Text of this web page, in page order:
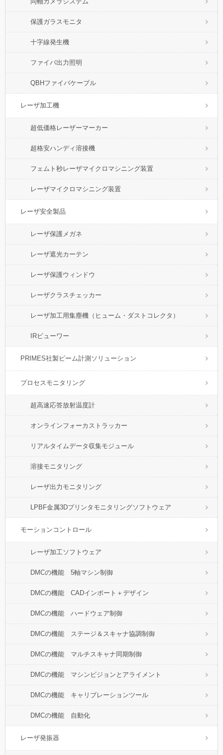
保護ガラスモニタ
十字線発生機
ファイバ出力照明
QBHファイバケーブル
レーザ加工機
超低価格レーザーマーカー
超格安ハンディ溶接機
フェムト秒レーザマイクロマシニング装置
レーザマイクロマシニング装置
レーザ安全製品
レーザ保護メガネ
レーザ遮光カーテン
レーザ保護ウィンドウ
レーザクラスチェッカー
レーザ加工用集塵機（ヒューム・ダストコレクタ）
IRビューワー
PRIMES社製ビーム計測ソリューション
プロセスモニタリング
超高速応答放射温度計
オンラインフォーカストラッカー
リアルタイムデータ収集モジュール
溶接モニタリング
レーザ出力モニタリング
LPBF金属3Dプリンタモニタリングソフトウェア
モーションコントロール
レーザ加工ソフトウェア
DMCの機能 5軸マシン制御
DMCの機能 CADインポート＋デザイン
DMCの機能 ハードウェア制御
DMCの機能 ステージ＆スキャナ協調制御
DMCの機能 マルチスキャナ同期制御
DMCの機能 マシンビジョンとアライメント
DMCの機能 キャリブレーションツール
DMCの機能 自動化
レーザ発振器